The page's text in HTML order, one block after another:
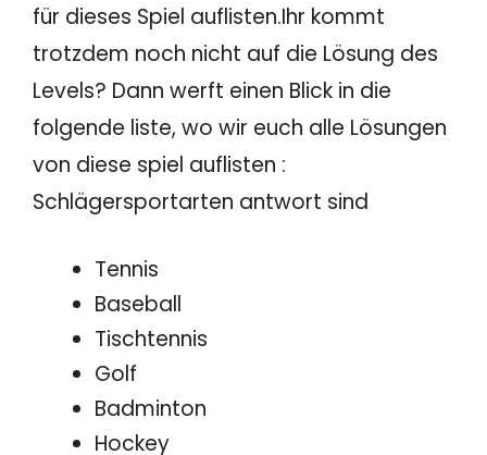
für dieses Spiel auflisten.Ihr kommt
trotzdem noch nicht auf die Lösung des
Levels? Dann werft einen Blick in die
folgende liste, wo wir euch alle Lösungen
von diese spiel auflisten :
Schlägersportarten antwort sind
Tennis
Baseball
Tischtennis
Golf
Badminton
Hockey